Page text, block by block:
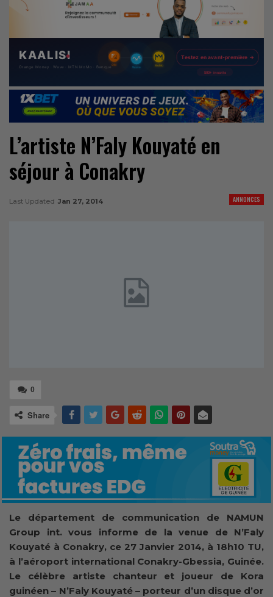
L’artiste N’Faly Kouyaté en
séjour à Conakry
ANNONCES
Last Updated Jan 27, 2014
0
Share
Le département de communication de NAMUN
Group int. vous informe de la venue de N’Faly
Kouyaté à Conakry, ce 27 Janvier 2014, à 18h10 TU,
à l’aéroport international Conakry-Gbessia, Guinée.
Le célèbre artiste chanteur et joueur de Kora
guinéen – N’Faly Kouyaté – porteur d’un disque d’or